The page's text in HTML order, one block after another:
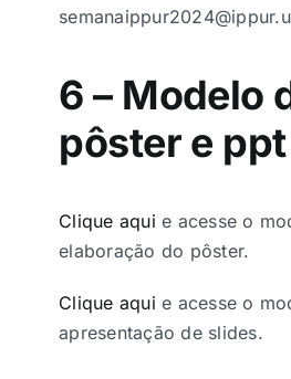
6 – Modelo
pôster e ppt
Clique aqui e acesse o
elaboração do pôster.
Clique aqui e acesse o
apresentação de slides.